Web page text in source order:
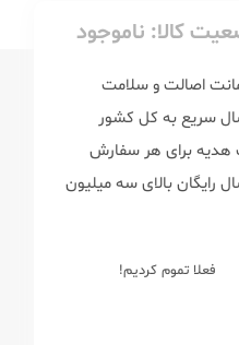
کالا: ناموجود
اصالت و سلامت
سریع به کل کشور
برای هر سفارش
رایگان بالای سه میلیون
فعلا تموم کردیم!